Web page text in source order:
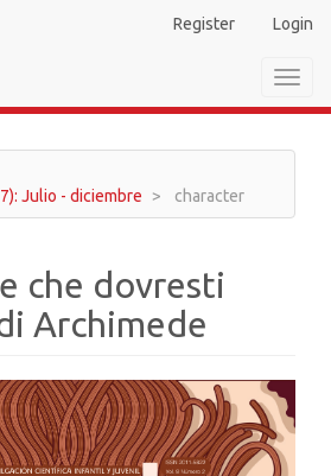
Register Login
Julio - diciembre
character
che dovresti
Archimede